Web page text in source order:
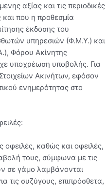
αξίας και τις περιοδικές
και που η προθεσμία
έκδοσης του
υπηρεσιών (Φ.Μ.Υ.) και
Φόρου Ακίνητης
υποχρέωση υποβολής. Για
Ακινήτων, εφόσον
ενημερότητας στο
καθώς και οφειλές,
τους, σύμφωνα με τις
σε γάμο λαμβάνονται
τις συζύγους, επιπρόσθετα,